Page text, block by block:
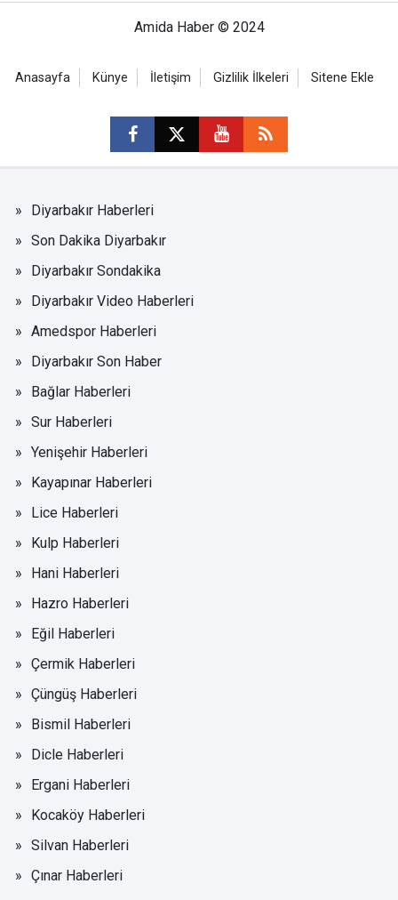
Amida Haber © 2024
Anasayfa Künye İletişim Gizlilik İlkeleri Sitene Ekle
Diyarbakır Haberleri
Son Dakika Diyarbakır
Diyarbakır Sondakika
Diyarbakır Video Haberleri
Amedspor Haberleri
Diyarbakır Son Haber
Bağlar Haberleri
Sur Haberleri
Yenişehir Haberleri
Kayapınar Haberleri
Lice Haberleri
Kulp Haberleri
Hani Haberleri
Hazro Haberleri
Eğil Haberleri
Çermik Haberleri
Çüngüş Haberleri
Bismil Haberleri
Dicle Haberleri
Ergani Haberleri
Kocaköy Haberleri
Silvan Haberleri
Çınar Haberleri